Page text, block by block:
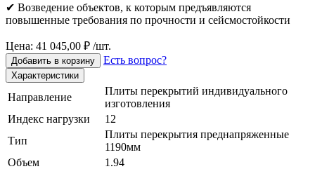
✔ Возведение объектов, к которым предъявляются
повышенные требования по прочности и сейсмостойкости
Цена: 41 045,00 ₽ /шт.
Добавить в корзину Есть вопрос?
Характеристики
Направление
Плиты перекрытий индивидуального
изготовления
Индекс нагрузки
12
Тип
Плиты перекрытия преднапряженные
1190мм
Объем
1.94